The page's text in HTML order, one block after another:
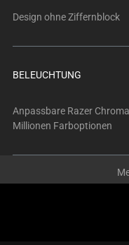
Design ohne Ziffernblock
BELEUCHTUNG
Anpassbare Razer
Millionen Farboptionen